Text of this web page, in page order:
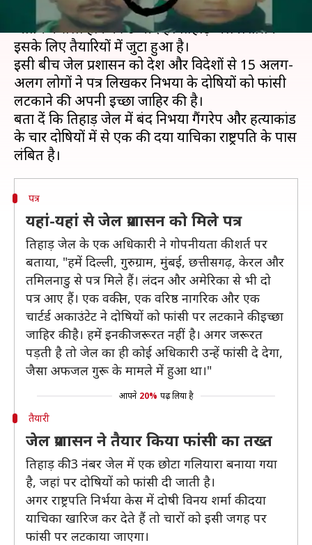
निर्भया के दोषियों को फांसी दिए जाने को लेकर जल्द ही
अंतिम फैसला होने की उम्मीद है। तिहाड़ जेल प्रशासन
इसके लिए तैयारियों में जुटा हुआ है।
इसी बीच जेल प्रशासन को देश और विदेशों से 15 अलग-
अलग लोगों ने पत्र लिखकर निर्भया के दोषियों को फांसी
लटकाने की अपनी इच्छा जाहिर की है।
बता दें कि तिहाड़ जेल में बंद निर्भया गैंगरेप और हत्याकांड
के चार दोषियों में से एक की दया याचिका राष्ट्रपति के पास
पत्र
यहां-यहां से जेल प्रशासन को मिले पत्र
तिहाड़ जेल के एक अधिकारी ने गोपनीयता की शर्त पर
बताया, "हमें दिल्ली, गुरुग्राम, मुंबई, छत्तीसगढ़, केरल और
तमिलनाडु से पत्र मिले हैं। लंदन और अमेरिका से भी दो
पत्र आए हैं। एक वकील, एक वरिष्ठ नागरिक और एक
चार्टर्ड अकाउंटेट ने दोषियों को फांसी पर लटकाने की इच्छा
जाहिर की है। हमें इनकी जरूरत नहीं है। अगर जरूरत
पड़ती है तो जेल का ही कोई अधिकारी उन्हें फांसी दे देगा,
जैसा अफजल गुरू के मामले में हुआ था।"
आपने 20% पढ़ लिया है
तैयारी
जेल प्रशासन ने तैयार किया फांसी का तख्त
तिहाड़ की 3 नंबर जेल में एक छोटा गलियारा बनाया गया
है, जहां पर दोषियों को फांसी दी जाती है।
अगर राष्ट्रपति निर्भया केस में दोषी विनय शर्मा की दया
याचिका खारिज कर देते हैं तो चारों को इसी जगह पर
फांसी पर लटकाया जाएगा।